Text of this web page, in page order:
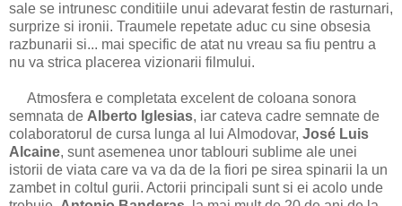
sale se intrunesc conditiile unui adevarat festin de rasturnari,
surprize si ironii. Traumele repetate aduc cu sine obsesia
razbunarii si... mai specific de atat nu vreau sa fiu pentru a
nu va strica placerea vizionarii filmului.
Atmosfera e completata excelent de coloana sonora
semnata de Alberto Iglesias, iar cateva cadre semnate de
colaboratorul de cursa lunga al lui Almodovar, José Luis
Alcaine, sunt asemenea unor tablouri sublime ale unei
istorii de viata care va va da de la fiori pe sirea spinarii la un
zambet in coltul gurii. Actorii principali sunt si ei acolo unde